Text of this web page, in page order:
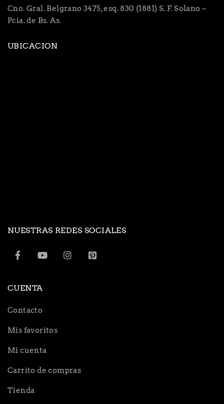
Cno. Gral. Belgrano 3475, esq. 830 (1881) S. F. Solano –
Pcia. de Bs. As.
UBICACION
NUESTRAS REDES SOCIALES
CUENTA
Contacto
Mis favoritos
Mi cuenta
Carrito de compras
Tienda